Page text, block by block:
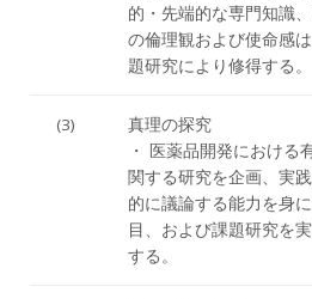
的・先端的な専門知識
の倫理観および使命感
題研究により修得する。
(3)
真理の探究
・ 医薬品開発における
関する研究を企画、実
的に議論する能力を身
目、および課題研究を
する。